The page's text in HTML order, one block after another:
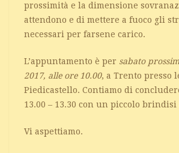
prossimità e la dimensione
attendono e di mettere a fuoco gli
necessari per farsene carico.
L’appuntamento è per sabato
2017, alle ore 10.00, a Trento presso
Piedicastello. Contiamo di
13.00 – 13.30 con un piccolo
Vi aspettiamo.